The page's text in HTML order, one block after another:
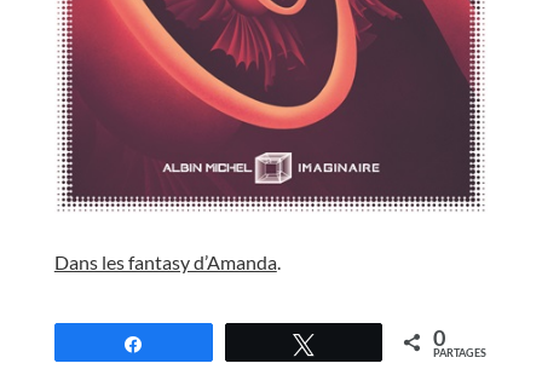
Dans les fantasy d’Amanda.
0
PARTAGES